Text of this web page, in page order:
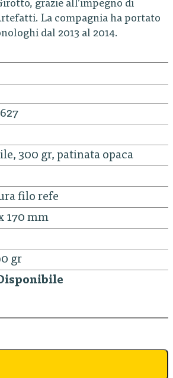
grazie all’impegno di
La compagnia ha portato
dal 2013 al 2014.
300 gr, patinata opaca
filo refe
170 mm
gr